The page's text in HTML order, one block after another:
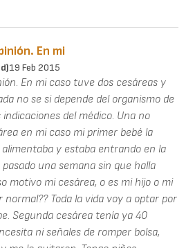
En mi
19 Feb 2015
En mi caso tuve dos cesáreas y
no se si depende del organismo de
indicaciones del médico. Una no
en mi caso mi primer bebé la
y estaba entrando en la
una semana sin que halla
motivo mi cesárea, o es mi hijo o mi
Toda la vida voy a optar por
Segunda cesárea tenía ya 40
ni señales de romper bolsa,